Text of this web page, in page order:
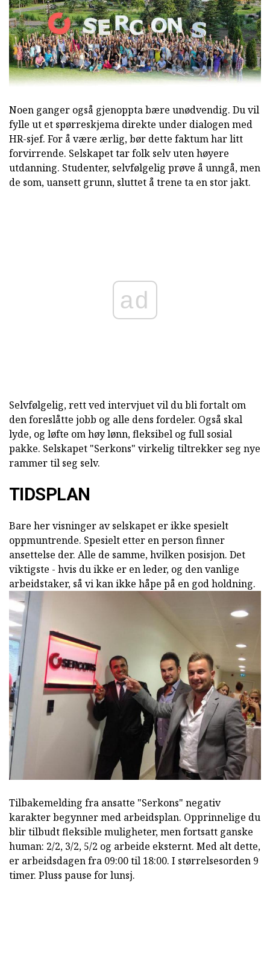
Noen ganger også gjenoppta bære unødvendig. Du vil
fylle ut et spørreskjema direkte under dialogen med
HR-sjef. For å være ærlig, bør dette faktum har litt
forvirrende. Selskapet tar folk selv uten høyere
utdanning. Studenter, selvfølgelig prøve å unngå, men
de som, uansett grunn, sluttet å trene ta en stor jakt.
ad
Selvfølgelig, rett ved intervjuet vil du bli fortalt om
den foreslåtte jobb og alle dens fordeler. Også skal
lyde, og løfte om høy lønn, fleksibel og full sosial
pakke. Selskapet "Serkons" virkelig tiltrekker seg nye
rammer til seg selv.
TIDSPLAN
Bare her visninger av selskapet er ikke spesielt
oppmuntrende. Spesielt etter en person finner
ansettelse der. Alle de samme, hvilken posisjon. Det
viktigste - hvis du ikke er en leder, og den vanlige
arbeidstaker, så vi kan ikke håpe på en god holdning.
Tilbakemelding fra ansatte "Serkons" negativ
karakter begynner med arbeidsplan. Opprinnelige du
blir tilbudt fleksible muligheter, men fortsatt ganske
human: 2/2, 3/2, 5/2 og arbeide eksternt. Med alt dette,
er arbeidsdagen fra 09:00 til 18:00. I størrelsesorden 9
timer. Pluss pause for lunsj.